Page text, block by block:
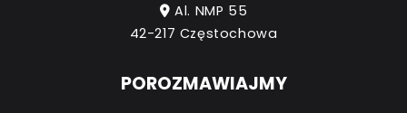
Al. NMP 55
42-217 Częstochowa
POROZMAWIAJMY